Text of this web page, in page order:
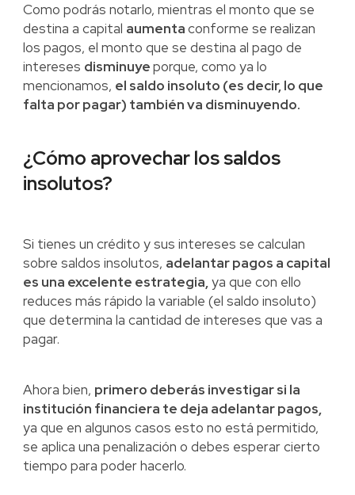
Como podrás notarlo, mientras el monto que se
destina a capital aumentaconforme se realizan
los pagos, el monto que se destina al pago de
intereses disminuyeporque, como ya lo
mencionamos, el saldo insoluto (es decir, lo que
falta por pagar) también va disminuyendo.
¿Cómo aprovechar los saldos
insolutos?
Si tienes un crédito y sus intereses se calculan
sobre saldos insolutos, adelantar pagos a capital
es una excelente estrategia,ya que con ello
reduces más rápido la variable (el saldo insoluto)
que determina la cantidad de intereses que vas a
pagar.
Ahora bien, primero deberás investigar si la
institución financiera te deja adelantar pagos,
ya que en algunos casos esto no está permitido,
se aplica una penalización o debes esperar cierto
tiempo para poder hacerlo.